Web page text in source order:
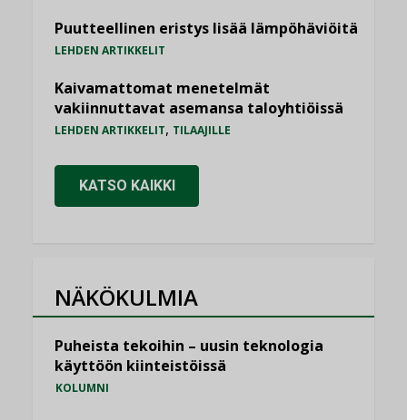
Puutteellinen eristys lisää lämpöhäviöitä
LEHDEN ARTIKKELIT
Kaivamattomat menetelmät
vakiinnuttavat asemansa taloyhtiöissä
LEHDEN ARTIKKELIT, TILAAJILLE
KATSO KAIKKI
NÄKÖKULMIA
Puheista tekoihin – uusin teknologia
käyttöön kiinteistöissä
KOLUMNI